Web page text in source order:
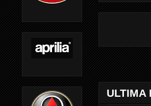
ULTIMA